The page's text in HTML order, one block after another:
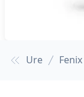
Ure Fenix